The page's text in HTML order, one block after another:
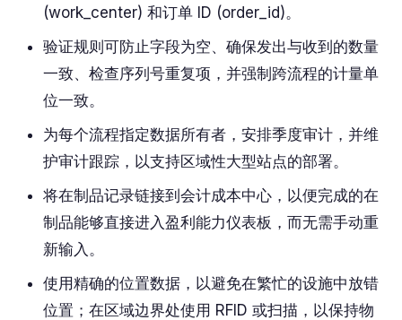
(work_center) 和订单 ID (order_id)。
验证规则可防止字段为空、确保发出与收到的数量
一致、检查序列号重复项，并强制跨流程的计量单
位一致。
为每个流程指定数据所有者，安排季度审计，并维
护审计跟踪，以支持区域性大型站点的部署。
将在制品记录链接到会计成本中心，以便完成的在
制品能够直接进入盈利能力仪表板，而无需手动重
新输入。
使用精确的位置数据，以避免在繁忙的设施中放错
位置；在区域边界处使用 RFID 或扫描，以保持物